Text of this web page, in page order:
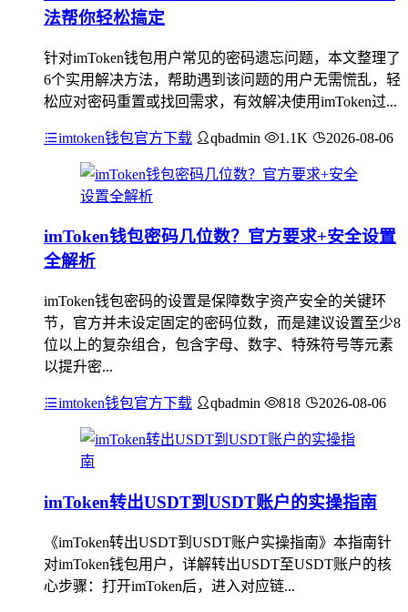
法帮你轻松搞定
针对imToken钱包用户常见的密码遗忘问题，本文整理了
6个实用解决方法，帮助遇到该问题的用户无需慌乱，轻
松应对密码重置或找回需求，有效解决使用imToken过...
imtoken钱包官方下载 qbadmin 1.1K 2026-08-06
imToken钱包密码几位数？官方要求+安全设置
全解析
imToken钱包密码的设置是保障数字资产安全的关键环
节，官方并未设定固定的密码位数，而是建议设置至少8
位以上的复杂组合，包含字母、数字、特殊符号等元素
以提升密...
imtoken钱包官方下载 qbadmin 818 2026-08-06
imToken转出USDT到USDT账户的实操指南
《imToken转出USDT到USDT账户实操指南》本指南针
对imToken钱包用户，详解转出USDT至USDT账户的核
心步骤：打开imToken后，进入对应链...